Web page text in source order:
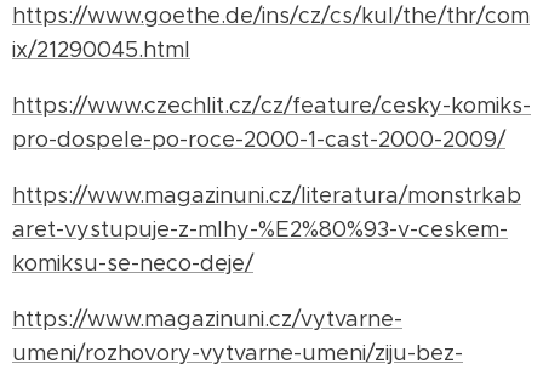
https://www.goethe.de/ins/cz/cs/kul/the/thr/com
ix/21290045.html
https://www.czechlit.cz/cz/feature/cesky-komiks-
pro-dospele-po-roce-2000-1-cast-2000-2009/
https://www.magazinuni.cz/literatura/monstrkab
aret-vystupuje-z-mlhy-%E2%80%93-v-ceskem-
komiksu-se-neco-deje/
https://www.magazinuni.cz/vytvarne-
umeni/rozhovory-vytvarne-umeni/ziju-bez-